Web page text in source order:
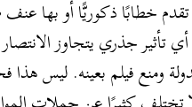
تقدم خطابًا ذكوريًّا أو بها
تأثير جذري يتجاوز
ومنع فيلم بعينه. ليس